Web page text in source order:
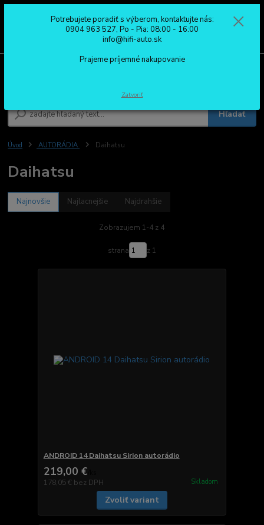
Hľadať
0904 963 527
Po - Pia: 08:00 - 16:00
Úvod AUTORÁDIA Daihatsu
Daihatsu
Najnovšie Najlacnejšie Najdrahšie
Zobrazujem 1-4 z 4
strana z 1
ANDROID 14 Daihatsu Sirion autorádio
219,00 €
178,05 € bez DPH Skladom
Zvoliť variant
Potrebujete poradiť s výberom, kontaktujte nás:
0904 963 527, Po - Pia: 08:00 - 16:00
info@hifi-auto.sk
Prajeme príjemné nakupovanie
Zatvoriť